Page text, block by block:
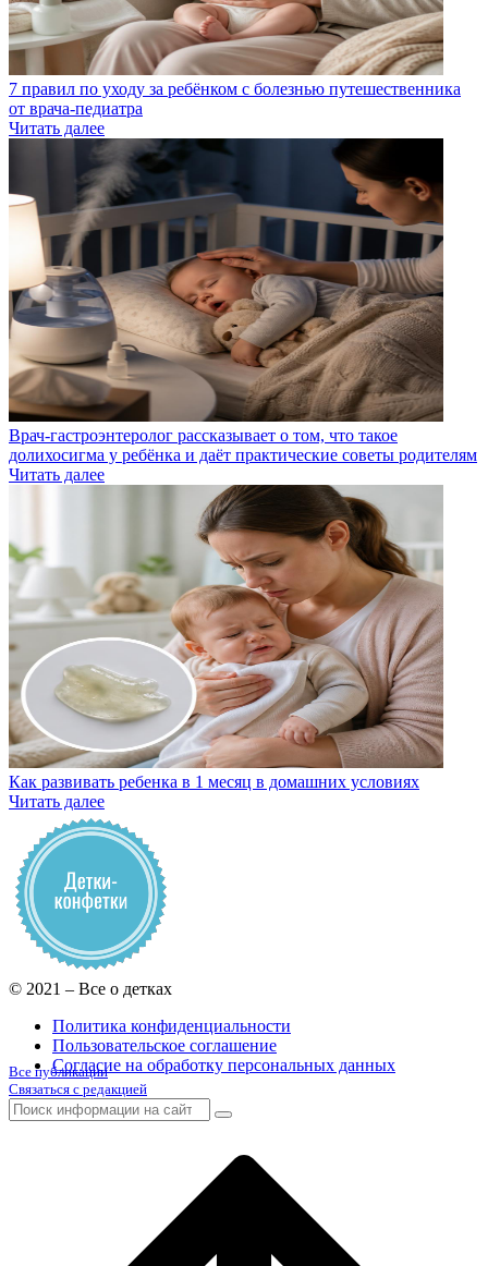
7 правил по уходу за ребёнком с болезнью путешественника
от врача-педиатра
Читать далее
Врач-гастроэнтеролог рассказывает о том, что такое
долихосигма у ребёнка и даёт практические советы родителям
Читать далее
Как развивать ребенка в 1 месяц в домашних условиях
Читать далее
© 2021 – Все о детках
Политика конфиденциальности
Пользовательское соглашение
Согласие на обработку персональных данных
Все публикации
Связаться с редакцией